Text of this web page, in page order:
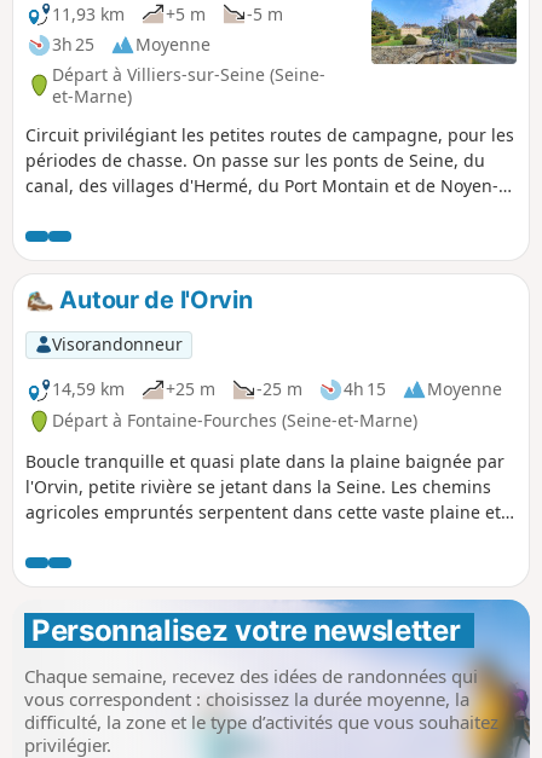
11,93 km
+5 m
-5 m
3h 25
Moyenne
Départ à Villiers-sur-Seine (Seine-
et-Marne)
Circuit privilégiant les petites routes de campagne, pour les
périodes de chasse. On passe sur les ponts de Seine, du
canal, des villages d'Hermé, du Port Montain et de Noyen-
difficulté particulière et points d'eau dans les villages.
Autour de l'Orvin
Visorandonneur
14,59 km
+25 m -25 m 4h 15
Moyenne
Départ à Fontaine-Fourches (Seine-et-Marne)
Boucle tranquille et quasi plate dans la plaine baignée par
l'Orvin, petite rivière se jetant dans la Seine. Les chemins
agricoles empruntés serpentent dans cette vaste plaine et
suite, de longer l'Orvin.
Personnalisez votre newsletter
Chaque semaine, recevez des idées de randonnées qui
vous correspondent : choisissez la durée moyenne, la
difficulté, la zone et le type d’activités que vous souhaitez
privilégier.